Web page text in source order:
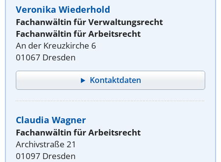
Veronika Wiederhold
Fachanwältin für Verwaltungsrecht
Fachanwältin für Arbeitsrecht
An der Kreuzkirche 6
01067 Dresden
Kontaktdaten
Claudia Wagner
Fachanwältin für Arbeitsrecht
Archivstraße 21
01097 Dresden